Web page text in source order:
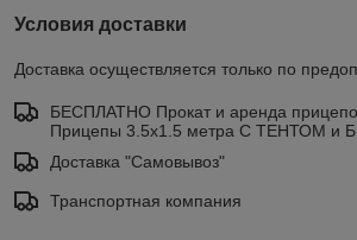
Условия доставки
Доставка осуществляется только по
БЕСПЛАТНО Прокат и аренда
Прицепы 3.5х1.5 метра С ТЕНТОМ и
Доставка "Самовывоз"
Транспортная компания